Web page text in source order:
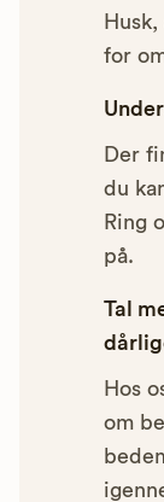
for
Der
du
Ring
på.
Tal
Hos
om